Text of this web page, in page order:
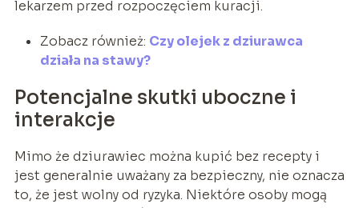
lekarzem przed rozpoczęciem kuracji.
Zobacz również: Czy olejek z dziurawca
działa na stawy?
Potencjalne skutki uboczne i
interakcje
Mimo że dziurawiec można kupić bez recepty i
jest generalnie uważany za bezpieczny, nie oznacza
to, że jest wolny od ryzyka. Niektóre osoby mogą